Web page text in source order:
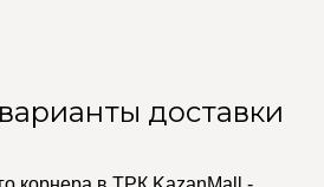
доставки